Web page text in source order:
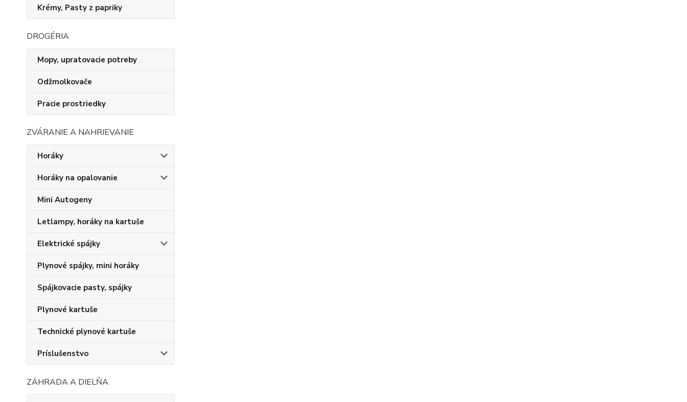
Krémy, Pasty z papriky
DROGÉRIA
Mopy, upratovacie potreby
Odžmolkovače
Pracie prostriedky
ZVÁRANIE A NAHRIEVANIE
Horáky
Horáky na opalovanie
Mini Autogeny
Letlampy, horáky na kartuše
Elektrické spájky
Plynové spájky, mini horáky
Spájkovacie pasty, spájky
Plynové kartuše
Technické plynové kartuše
Príslušenstvo
ZÁHRADA A DIELŇA